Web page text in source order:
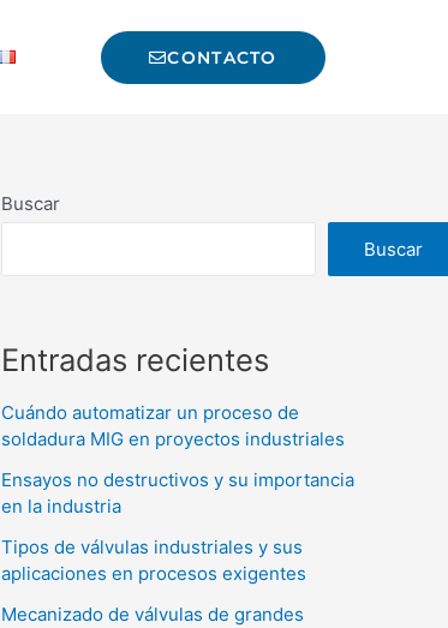
CONTACTO
Buscar
Buscar
Entradas recientes
Cuándo automatizar un proceso de
soldadura MIG en proyectos industriales
Ensayos no destructivos y su importancia
en la industria
Tipos de válvulas industriales y sus
aplicaciones en procesos exigentes
Mecanizado de válvulas de grandes